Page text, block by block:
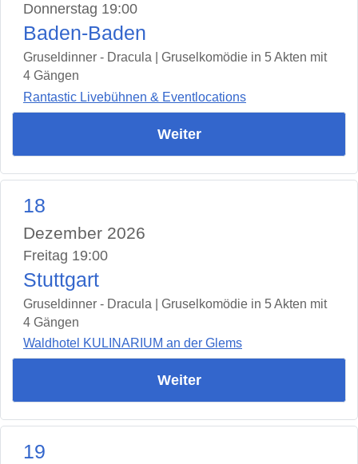
Donnerstag 19:00
Baden-Baden
Gruseldinner - Dracula | Gruselkomödie in 5 Akten mit
4 Gängen
Rantastic Livebühnen & Eventlocations
Weiter
18
Dezember 2026
Freitag 19:00
Stuttgart
Gruseldinner - Dracula | Gruselkomödie in 5 Akten mit
4 Gängen
Waldhotel KULINARIUM an der Glems
Weiter
19